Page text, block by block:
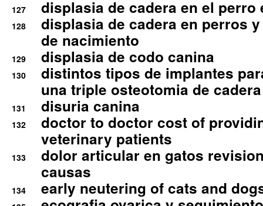
127 displasia de cadera en el perro
128
displasia de cadera en perros
de nacimiento
129 displasia de codo canina
130
distintos tipos de implantes
una triple osteotomia de cadera
131 disuria canina
132
doctor to doctor cost of
veterinary patients
133
dolor articular en gatos
causas
134 early neutering of cats and